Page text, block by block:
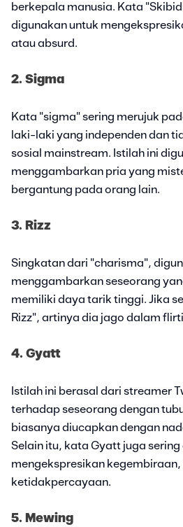
berkepala manusia. Kata
digunakan untuk
atau absurd.
2. Sigma
Kata "sigma" sering merujuk
laki-laki yang independen dan
sosial mainstream. Istilah ini
menggambarkan pria yang
bergantung pada orang lain.
3. Rizz
Singkatan dari "charisma",
menggambarkan seseorang
memiliki daya tarik tinggi. Jika
Rizz", artinya dia jago dalam
4. Gyatt
Istilah ini berasal dari streamer
terhadap seseorang dengan
biasanya diucapkan dengan
Selain itu, kata Gyatt juga
mengekspresikan kegembiraan,
ketidakpercayaan.
5. Mewing